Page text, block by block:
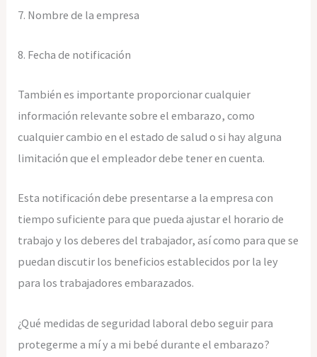
7. Nombre de la empresa
8. Fecha de notificación
También es importante proporcionar cualquier
información relevante sobre el embarazo, como
cualquier cambio en el estado de salud o si hay alguna
limitación que el empleador debe tener en cuenta.
Esta notificación debe presentarse a la empresa con
tiempo suficiente para que pueda ajustar el horario de
trabajo y los deberes del trabajador, así como para que se
puedan discutir los beneficios establecidos por la ley
para los trabajadores embarazados.
¿Qué medidas de seguridad laboral debo seguir para
protegerme a mí y a mi bebé durante el embarazo?